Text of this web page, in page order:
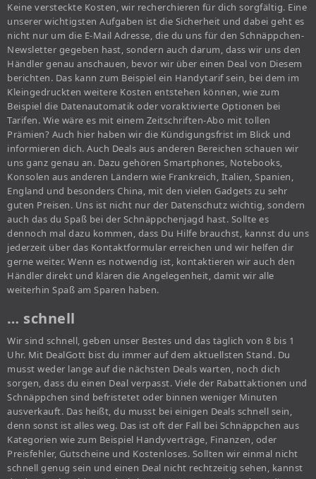
Keine versteckte Kosten, wir recherchieren für dich sorgfältig. Eine
unserer wichtigsten Aufgaben ist die Sicherheit und dabei geht es
nicht nur um die E-Mail Adresse, die du uns für den Schnäppchen-
Newsletter gegeben hast, sondern auch darum, dass wir uns den
Händler genau anschauen, bevor wir über einen Deal von Diesem
berichten. Das kann zum Beispiel ein Handytarif sein, bei dem im
Kleingedruckten weitere Kosten entstehen können, wie zum
Beispiel die Datenautomatik oder voraktivierte Optionen bei
Tarifen. Wie wäre es mit einem Zeitschriften-Abo mit tollen
Prämien? Auch hier haben wir die Kündigungsfrist im Blick und
informieren dich. Auch Deals aus anderen Bereichen schauen wir
uns ganz genau an. Dazu gehören Smartphones, Notebooks,
Konsolen aus anderen Ländern wie Frankreich, Italien, Spanien,
England und besonders China, mit den vielen Gadgets zu sehr
guten Preisen. Uns ist nicht nur der Datenschutz wichtig, sondern
auch das du Spaß bei der Schnäppchenjagd hast. Sollte es
dennoch mal dazu kommen, dass Du Hilfe brauchst, kannst du uns
jederzeit über das Kontaktformular erreichen und wir helfen dir
gerne weiter. Wenn es notwendig ist, kontaktieren wir auch den
Händler direkt und klären die Angelegenheit, damit wir alle
weiterhin Spaß am Sparen haben.
… schnell
Wir sind schnell, geben unser Bestes und das täglich von 8 bis 1
Uhr. Mit DealGott bist du immer auf dem aktuellsten Stand. Du
musst weder lange auf die nächsten Deals warten, noch dich
sorgen, dass du einen Deal verpasst. Viele der Rabattaktionen und
Schnäppchen sind befristetet oder binnen weniger Minuten
ausverkauft. Das heißt, du musst bei einigen Deals schnell sein,
denn sonst ist alles weg. Das ist oft der Fall bei Schnäppchen aus
Kategorien wie zum Beispiel Handyverträge, Finanzen, oder
Preisfehler, Gutscheine und Kostenloses. Sollten wir einmal nicht
schnell genug sein und einen Deal nicht rechtzeitig sehen, kannst